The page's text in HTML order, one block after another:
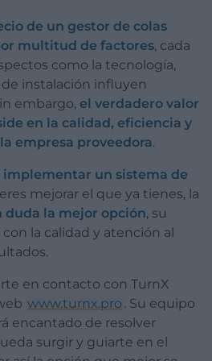
de un gestor de colas
multitud de factores, cada
como la tecnología,
instalación influyen
embargo, el verdadero valor
en la calidad, eficiencia y
empresa proveedora.
mejorar el que ya tienes, la
duda la mejor opción, su
la calidad y atención al
www.turnx.pro . Su equipo
encantado de resolver
surgir y guiarte en el